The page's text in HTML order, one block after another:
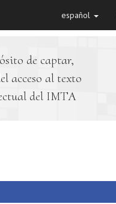
español
de captar,
acceso al texto
del IMTA